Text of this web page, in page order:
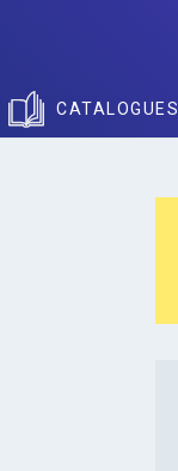
CATALOGUES